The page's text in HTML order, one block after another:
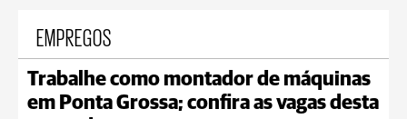
EMPREGOS
Trabalhe como montador de máquinas
em Ponta Grossa; confira as vagas desta